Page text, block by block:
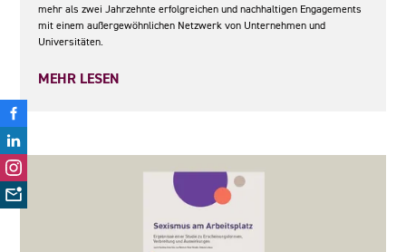
mehr als zwei Jahrzehnte erfolgreichen und nachhaltigen Engagements
mit einem außergewöhnlichen Netzwerk von Unternehmen und
Universitäten.
MEHR LESEN